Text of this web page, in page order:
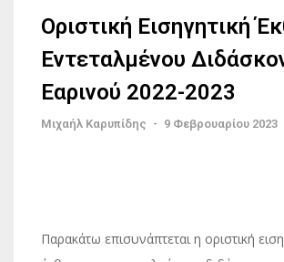
Οριστική Εισηγητική
Εντεταλμένου
Εαρινού 2022-2023
Μιχαήλ Καρυπίδης - 9 Φεβρουαρίου 2023
Παρακάτω επισυνάπτεται η οριστική